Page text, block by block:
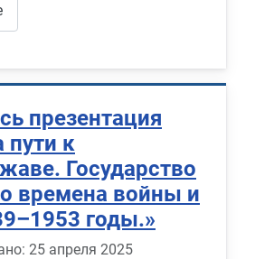
презентация
пути к
Государство
времена войны и
годы.»
материале
25 апреля 2025